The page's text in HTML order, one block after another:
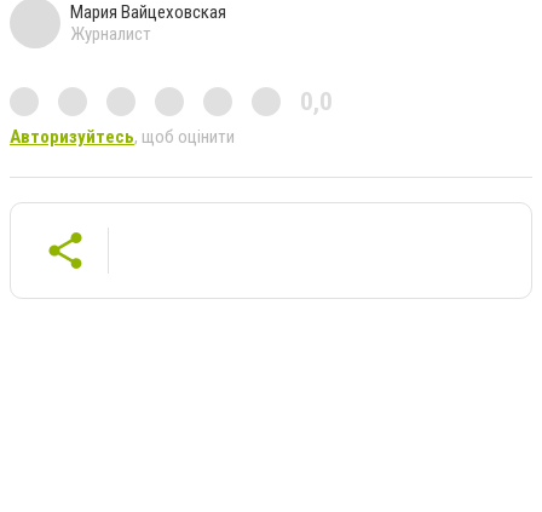
Мария Вайцеховская
Журналист
0,0
Авторизуйтесь, щоб оцінити